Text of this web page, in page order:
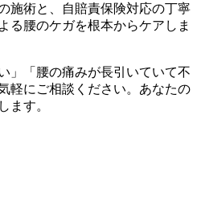
施術と、自賠責保険対応の丁寧
る腰のケガを根本からケアしま
」「腰の痛みが長引いていて不
軽にご相談ください。あなたの
ます。